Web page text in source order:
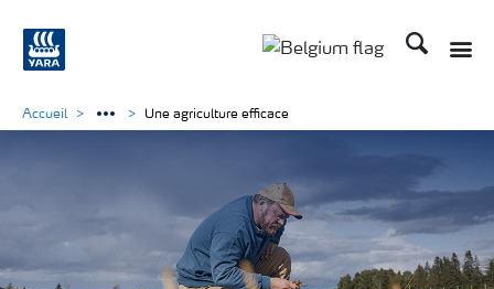
Recherche
Accueil Une agriculture efficace